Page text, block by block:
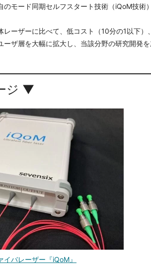
のモード同期セルフスタート技術（iQoM技
レーザーに比べて、低コスト（10分の1以下
ーザ層を大幅に拡大し、当該分野の研究開発
ジ ▼
バレーザー『iQoM』